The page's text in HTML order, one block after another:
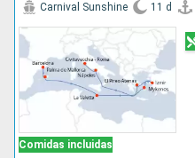
Comidas incluidas
Carnival Sunshine 11 d